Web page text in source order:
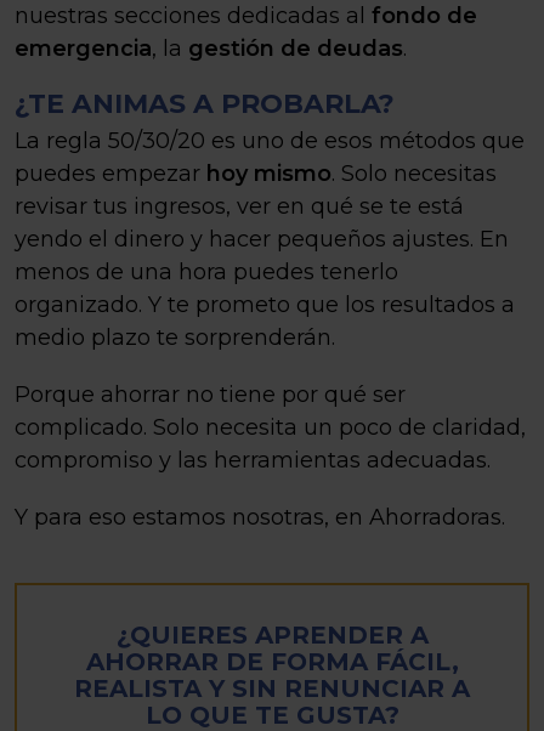
nuestras secciones dedicadas al fondo de
emergencia, la gestión de deudas.
¿TE ANIMAS A PROBARLA?
La regla 50/30/20 es uno de esos métodos que
puedes empezar hoy mismo. Solo necesitas
revisar tus ingresos, ver en qué se te está
yendo el dinero y hacer pequeños ajustes. En
menos de una hora puedes tenerlo
organizado. Y te prometo que los resultados a
medio plazo te sorprenderán.
Porque ahorrar no tiene por qué ser
complicado. Solo necesita un poco de claridad,
compromiso y las herramientas adecuadas.
Y para eso estamos nosotras, en Ahorradoras.
¿QUIERES APRENDER A
AHORRAR DE FORMA FÁCIL,
REALISTA Y SIN RENUNCIAR A
LO QUE TE GUSTA?